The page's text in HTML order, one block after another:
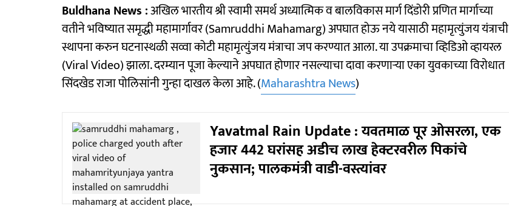
Buldhana News :अखिल भारतीय श्री स्वामी समर्थ अध्यात्मिक व बालविकास मार्ग दिंडोरी प्रणित मार्गाच्या
वतीने भविष्यात समृद्धी महामार्गावर (Samruddhi Mahamarg) अपघात होऊ नये यासाठी महामृत्युंजय यंत्राची
स्थापना करुन घटनास्थळी सव्वा कोटी महामृत्युंजय मंत्राचा जप करण्यात आला. या उपक्रमाचा व्हिडिओ व्हायरल
(Viral Video) झाला. दरम्यान पूजा केल्याने अपघात होणार नसल्याचा दावा करणाऱ्या एका युवकाच्या विराेधात
सिंदखेड राजा पोलिसांनी गुन्हा दाखल केला आहे. (Maharashtra News)
Yavatmal Rain Update : यवतमाळ पूर ओसरला, एक
हजार 442 घरांसह अडीच लाख हेक्टरवरील पिकांचे
नुकसान; पालकमंत्री वाडी-वस्त्यांवर